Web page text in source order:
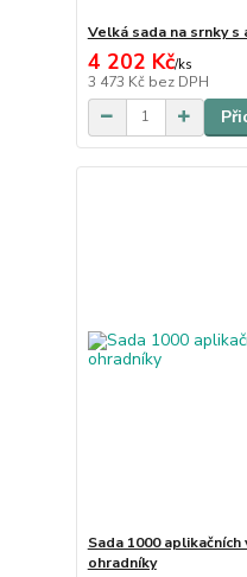
Velká sada na srnky s
4 202 Kč/ks
3 473 Kč bez DPH
Sada 1000
ohradníky